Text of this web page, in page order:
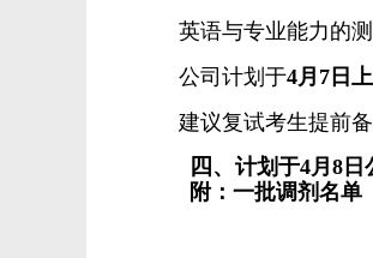
英语与专业能力的
公司计划于4月 7 日
建议复试考生提前
四、 计划于4月 8 日
附：一批调剂名单